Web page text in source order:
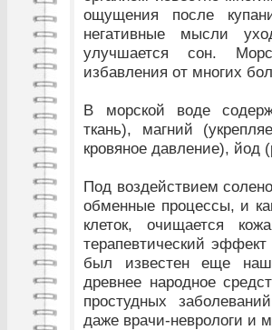
ощущения после
негативные мысли
улучшается сон.
избавления от многих
В
морской воде
ткань), магний
кровяное давление), йод
Под воздействием
обменные процессы, и
клеток, очищается
терапевтический эффект
был известен еще
древнее народное
простудных
даже врачи-неврологи и